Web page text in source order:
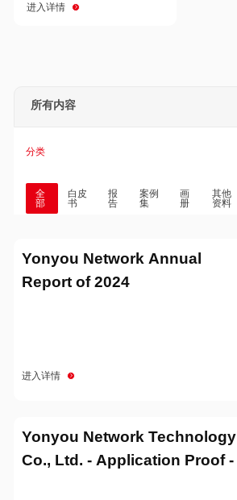
进入详情
所有内容
分类
全
部
白皮
书
报
告
案例
集
画
册
其他
资料
Yonyou Network Annual
Report of 2024
进入详情
Yonyou Network Technology
Co., Ltd. - Application Proof -